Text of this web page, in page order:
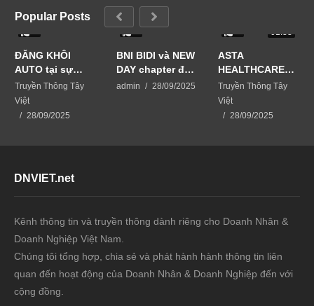
Popular Posts
ĐĂNG KHÔI
AUTO tại sự
kiện Business
Matching-kết
nối vươn xa
Truyền Thông Tây
Việt
28/09/2025
BNI BIDI và NEW
DAY chapter đã
phối hợp tổ
admin 28/09/2025
ASTA
HEALTHCARE
USA giải pháp
chăm sóc da từ
thiên nhiên
Truyền Thông Tây
Việt
28/09/2025
DNVIET.net
Kênh thông tin và truyền thông dành riêng cho Doanh Nhân &
Doanh Nghiệp Việt Nam.
Chúng tôi tổng hợp, chia sẻ và phát hành hành thông tin liên
quan đến hoạt động của Doanh Nhân & Doanh Nghiệp đến với
cộng đồng.